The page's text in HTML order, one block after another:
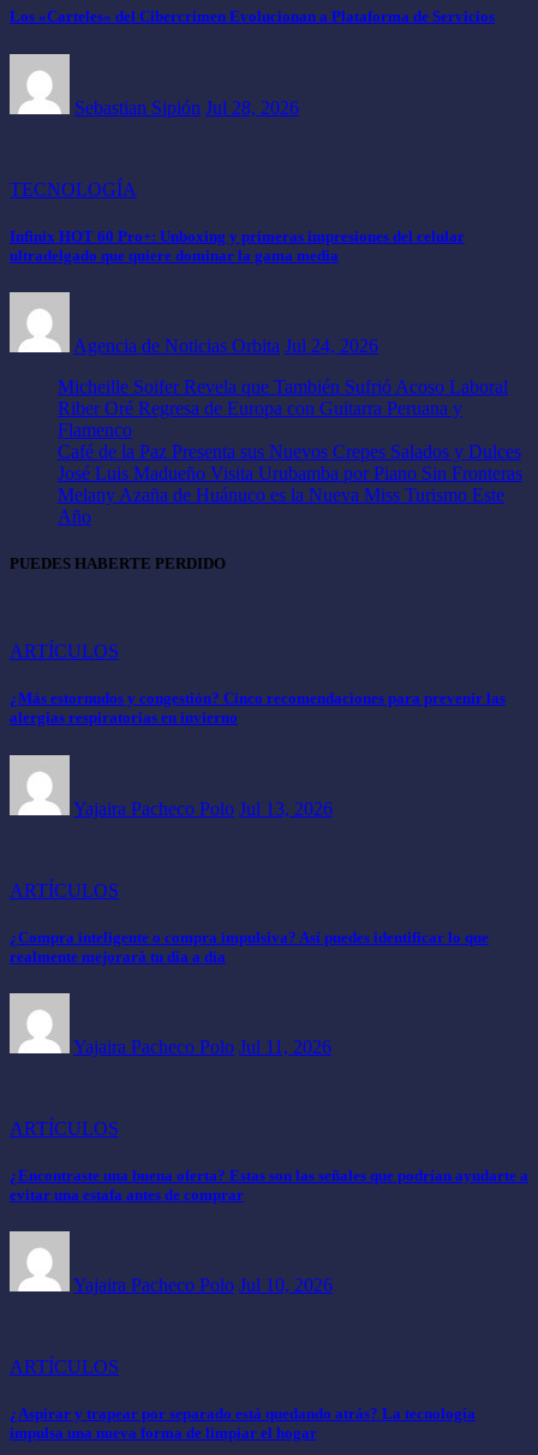
Los «Carteles» del Cibercrimen Evolucionan a Plataforma de Servicios
Sebastian Sipión Jul 28, 2026
TECNOLOGÍA
Infinix HOT 60 Pro+: Unboxing y primeras impresiones del celular
ultradelgado que quiere dominar la gama media
Agencia de Noticias Orbita Jul 24, 2026
Micheille Soifer Revela que También Sufrió Acoso Laboral
Riber Oré Regresa de Europa con Guitarra Peruana y
Flamenco
Café de la Paz Presenta sus Nuevos Crepes Salados y Dulces
José Luis Madueño Visita Urubamba por Piano Sin Fronteras
Melany Azaña de Huánuco es la Nueva Miss Turismo Este
Año
PUEDES HABERTE PERDIDO
ARTÍCULOS
¿Más estornudos y congestión? Cinco recomendaciones para prevenir las
alergias respiratorias en invierno
Yajaira Pacheco Polo Jul 13, 2026
ARTÍCULOS
¿Compra inteligente o compra impulsiva? Así puedes identificar lo que
realmente mejorará tu día a día
Yajaira Pacheco Polo Jul 11, 2026
ARTÍCULOS
¿Encontraste una buena oferta? Estas son las señales que podrían ayudarte a
evitar una estafa antes de comprar
Yajaira Pacheco Polo Jul 10, 2026
ARTÍCULOS
¿Aspirar y trapear por separado está quedando atrás? La tecnología
impulsa una nueva forma de limpiar el hogar